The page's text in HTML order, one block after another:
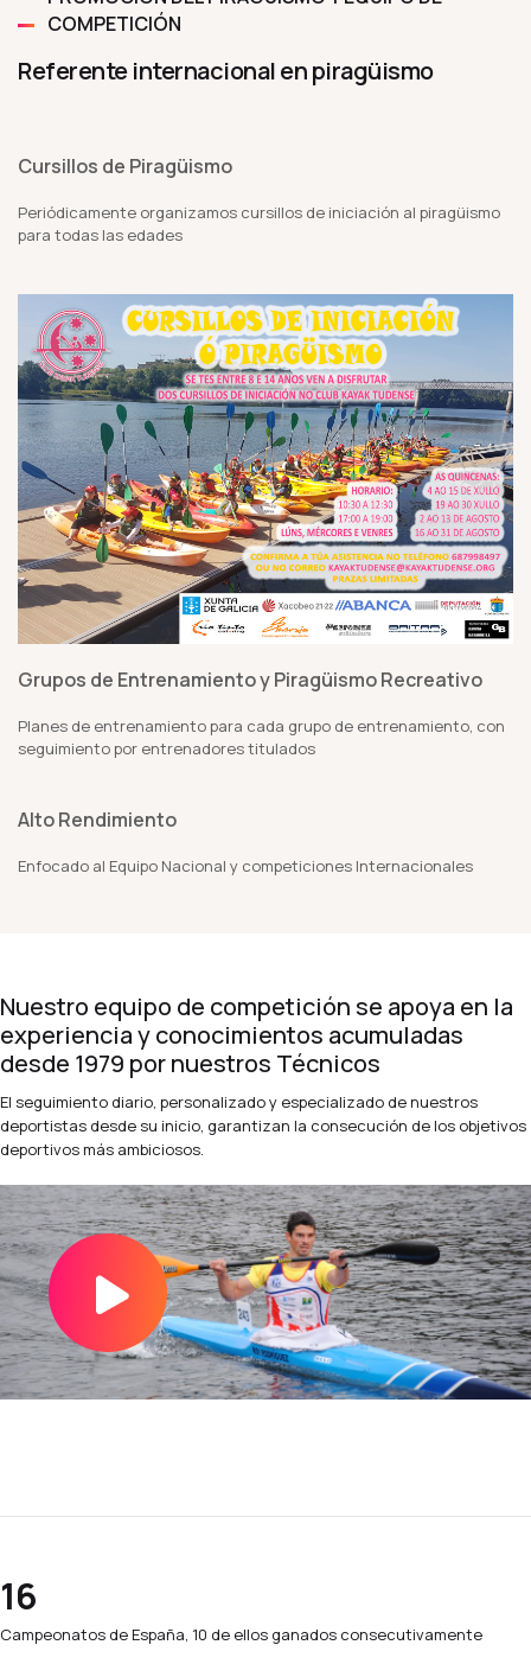
COMPETICIÓN
Referente internacional en piragüismo
Cursillos de Piragüismo
Periódicamente organizamos cursillos de iniciación al piragüismo
para todas las edades
Grupos de Entrenamiento y Piragüismo Recreativo
Planes de entrenamiento para cada grupo de entrenamiento, con
seguimiento por entrenadores titulados
Alto Rendimiento
Enfocado al Equipo Nacional y competiciones Internacionales
Nuestro equipo de competición se apoya en la
experiencia y conocimientos acumuladas
desde 1979 por nuestros Técnicos
El seguimiento diario, personalizado y especializado de nuestros
deportistas desde su inicio, garantizan la consecución de los objetivos
deportivos más ambiciosos.
16
Campeonatos de España, 10 de ellos ganados consecutivamente